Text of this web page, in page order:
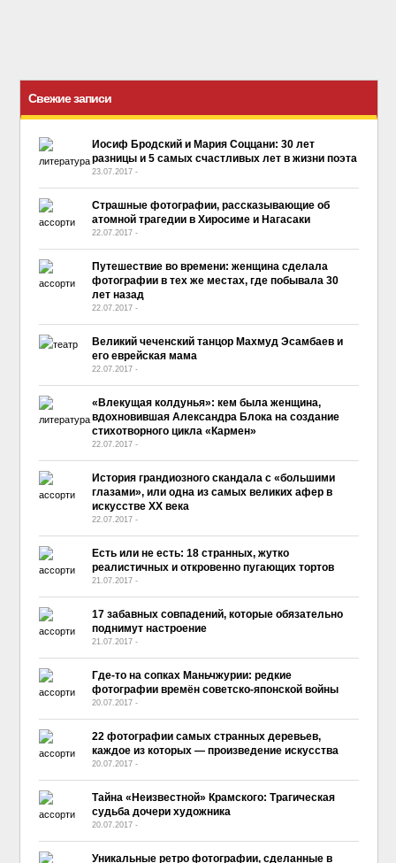
Свежие записи
Иосиф Бродский и Мария Соццани: 30 лет
разницы и 5 самых счастливых лет в жизни поэта
23.07.2017 -
Страшные фотографии, рассказывающие об
атомной трагедии в Хиросиме и Нагасаки
22.07.2017 -
Путешествие во времени: женщина сделала
фотографии в тех же местах, где побывала 30
лет назад
22.07.2017 -
Великий чеченский танцор Махмуд Эсамбаев и
его еврейская мама
22.07.2017 -
«Влекущая колдунья»: кем была женщина,
вдохновившая Александра Блока на создание
стихотворного цикла «Кармен»
22.07.2017 -
История грандиозного скандала с «большими
глазами», или одна из самых великих афер в
искусстве XX века
22.07.2017 -
Есть или не есть: 18 странных, жутко
реалистичных и откровенно пугающих тортов
21.07.2017 -
17 забавных совпадений, которые обязательно
поднимут настроение
21.07.2017 -
Где-то на сопках Маньчжурии: редкие
фотографии времён советско-японской войны
20.07.2017 -
22 фотографии самых странных деревьев,
каждое из которых — произведение искусства
20.07.2017 -
Тайна «Неизвестной» Крамского: Трагическая
судьба дочери художника
20.07.2017 -
Уникальные ретро фотографии, сделанные в